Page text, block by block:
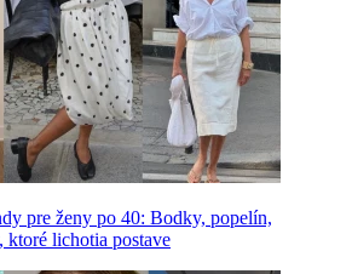
pre ženy po 40: Bodky, popelín,
ktoré lichotia postave